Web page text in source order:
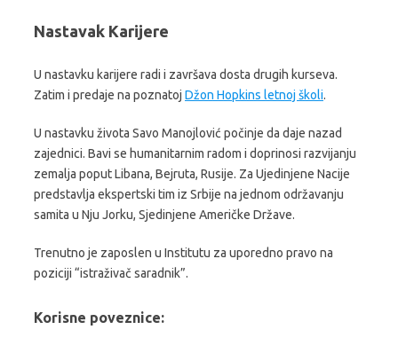
Nastavak Karijere
U nastavku karijere radi i završava dosta drugih kurseva.
Zatim i predaje na poznatoj Džon Hopkins letnoj školi.
U nastavku života Savo Manojlović počinje da daje nazad
zajednici. Bavi se humanitarnim radom i doprinosi razvijanju
zemalja poput Libana, Bejruta, Rusije. Za Ujedinjene Nacije
predstavlja ekspertski tim iz Srbije na jednom održavanju
samita u Nju Jorku, Sjedinjene Američke Države.
Trenutno je zaposlen u Institutu za uporedno pravo na
poziciji “istraživač saradnik”.
Korisne poveznice: